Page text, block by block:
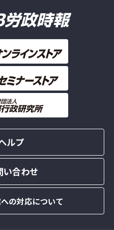
ルプ
い合わせ
の対応について